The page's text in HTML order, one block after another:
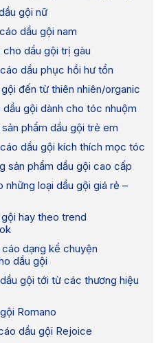
gội nữ
dầu gội nam
dầu gội trị gàu
dầu phục hồi hư tổn
đến từ thiên nhiên/organic
gội dành cho tóc nhuộm
phẩm dầu gội trẻ em
dầu gội kích thích mọc tóc
sản phẩm dầu gội cao cấp
những loại dầu gội giá rẻ –
hay theo trend
dạng kể chuyện
dầu gội
gội tới từ các thương hiệu
Romano
dầu gội Rejoice